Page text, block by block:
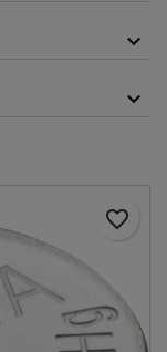
favorite_border